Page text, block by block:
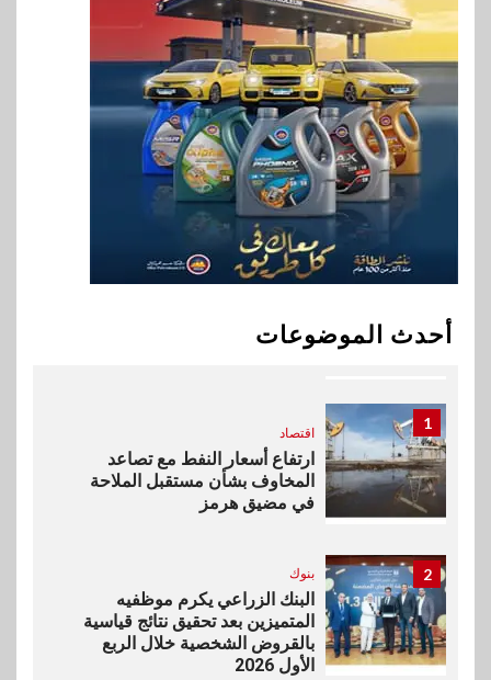
أحدث الموضوعات
هواوي: هاتف nova 15
Max بطارية ضخمة وتصميم متين
جهازًا مثاليًا للشباب
9 اقتصاد
إي اف چي فاينانس تستعرض
خطط نمو «بلد» لتعزيز حضورها
في سوق تحويلات المصريين
بالخارج
بيان توضيحي صادر عن شركة
ناتجاس
1
اقتصاد
ارتفاع أسعار النفط مع تصاعد
المخاوف بشأن مستقبل الملاحة
في مضيق هرمز
2 بنوك
البنك الزراعي يكرم موظفيه
المتميزين بعد تحقيق نتائج قياسية
بالقروض الشخصية خلال الربع
الأول 2026